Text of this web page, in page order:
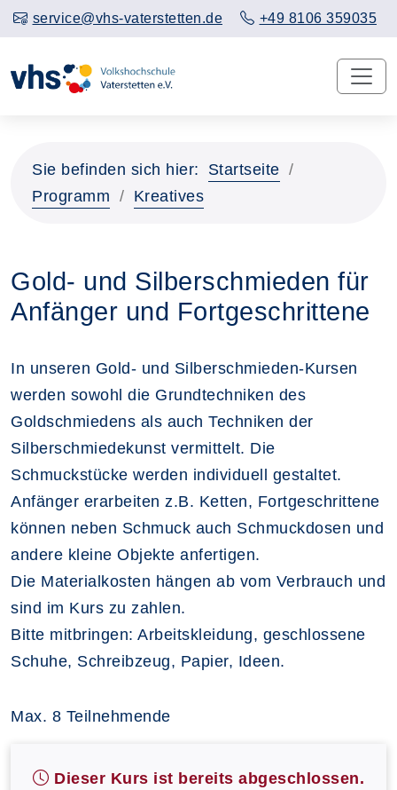
service@vhs-vaterstetten.de +49 8106 359035
Sie befinden sich hier:
Startseite
Programm
Kreatives
Gold- und Silberschmieden für
Anfänger und Fortgeschrittene
In unseren Gold- und Silberschmieden-Kursen
werden sowohl die Grundtechniken des
Goldschmiedens als auch Techniken der
Silberschmiedekunst vermittelt. Die
Schmuckstücke werden individuell gestaltet.
Anfänger erarbeiten z.B. Ketten, Fortgeschrittene
können neben Schmuck auch Schmuckdosen und
andere kleine Objekte anfertigen.
Die Materialkosten hängen ab vom Verbrauch und
sind im Kurs zu zahlen.
Bitte mitbringen: Arbeitskleidung, geschlossene
Schuhe, Schreibzeug, Papier, Ideen.
Max. 8 Teilnehmende
Dieser Kurs ist bereits abgeschlossen.